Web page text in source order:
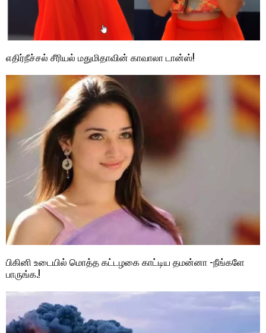
எதிர்நீச்சல் சீரியல் மதுமிதாவின் காவாலா டான்ஸ்!
பிகினி உடையில் மொத்த கட்டழகை காட்டிய தமன்னா -நீங்களே
பாருங்க.!